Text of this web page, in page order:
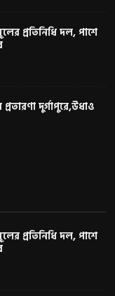
প্রতিনিধি দল, পাশে
দুর্গাপুরে,উধাও
প্রতিনিধি দল, পাশে